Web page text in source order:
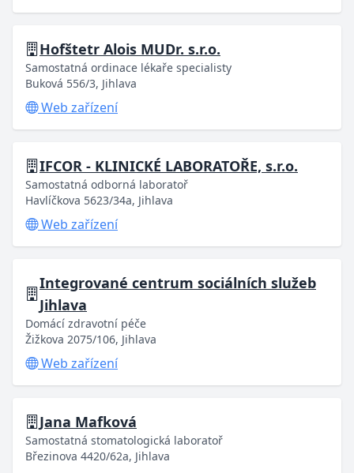
Hofštetr Alois MUDr. s.r.o.
Samostatná ordinace lékaře specialisty
Buková 556/3, Jihlava
Web zařízení
IFCOR - KLINICKÉ LABORATOŘE, s.r.o.
Samostatná odborná laboratoř
Havlíčkova 5623/34a, Jihlava
Web zařízení
Integrované centrum sociálních služeb
Jihlava
Domácí zdravotní péče
Žižkova 2075/106, Jihlava
Web zařízení
Jana Mafková
Samostatná stomatologická laboratoř
Březinova 4420/62a, Jihlava